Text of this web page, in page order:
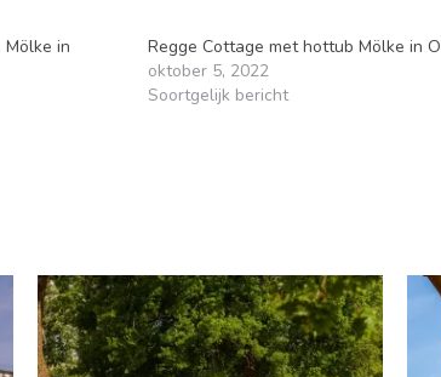
in
Regge Cottage met hottub Mölke in
oktober 5, 2022
Soortgelijk bericht